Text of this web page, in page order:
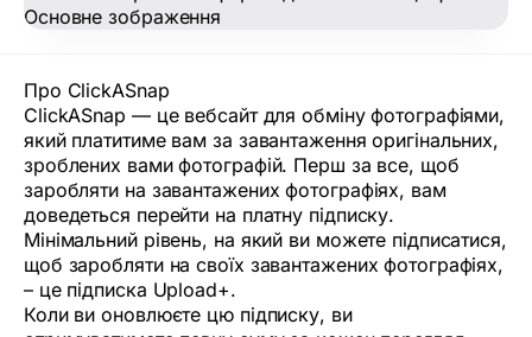
Про ClickASnap
ClickASnap — це вебсайт для обміну фотографіями,
який платитиме вам за завантаження оригінальних,
зроблених вами фотографій. Перш за все, щоб
заробляти на завантажених фотографіях, вам
доведеться перейти на платну підписку.
Мінімальний рівень, на який ви можете підписатися,
щоб заробляти на своїх завантажених фотографіях,
– це підписка Upload+.
Коли ви оновлюєте цю підписку, ви